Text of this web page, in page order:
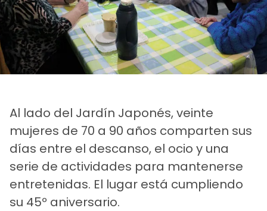
Al lado del Jardín Japonés, veinte
mujeres de 70 a 90 años comparten sus
días entre el descanso, el ocio y una
serie de actividades para mantenerse
entretenidas. El lugar está cumpliendo
su 45º aniversario.